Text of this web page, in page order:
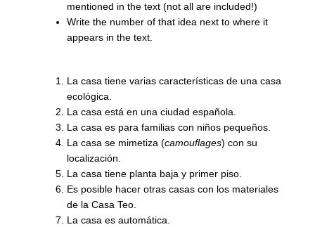
mentioned in the text (not all are included!)
Write the number of that idea next to where it
appears in the text.
La casa tiene varias características de una casa
ecológica.
La casa está en una ciudad española.
La casa es para familias con niños pequeños.
La casa se mimetiza (camouflages) con su
localización.
La casa tiene planta baja y primer piso.
Es posible hacer otras casas con los materiales
de la Casa Teo.
La casa es automática.